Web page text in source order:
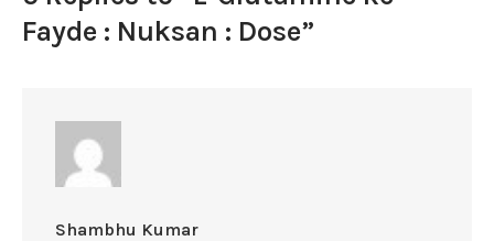
Fayde : Nuksan : Dose”
Shambhu Kumar